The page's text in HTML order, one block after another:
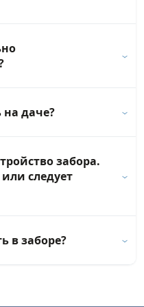
на даче?
забора.
следует
в заборе?